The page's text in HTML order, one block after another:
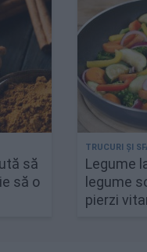
să
să o
Legume
legume
pierzi